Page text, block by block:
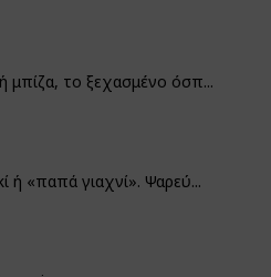
μπίζα, το ξεχασμένο όσπ...
ή «παπά γιαχνί». Ψαρεύ...